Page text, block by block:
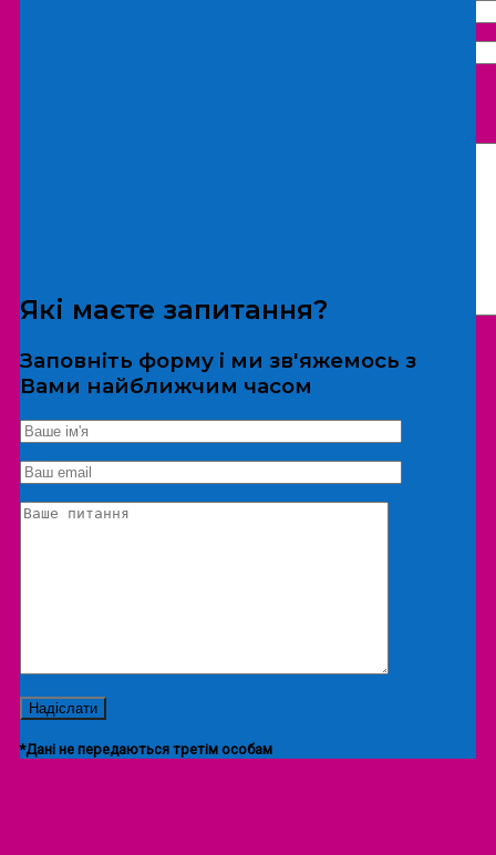
*Дані не передаються третім особам
Екскурсія/локація
Які маєте запитання?
Заповніть форму і ми зв'яжемось з
Вами найближчим часом
*Дані не передаються третім особам